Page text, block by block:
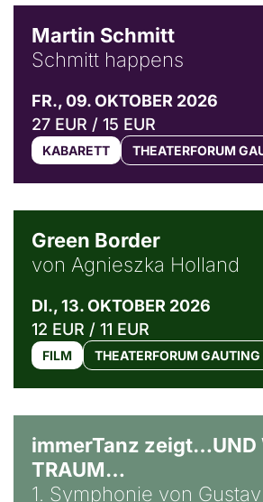
Martin Schmitt
Schmitt happens
FR., 09. OKTOBER 2026
27 EUR / 15 EUR
KABARETT THEATERFORUM
Green Border
von Agnieszka Holland
DI., 13. OKTOBER 2026
12 EUR / 11 EUR
FILM THEATERFORUM GAUTING
immerTanz zeigt…UND
TRAUM…
1. Symphonie von